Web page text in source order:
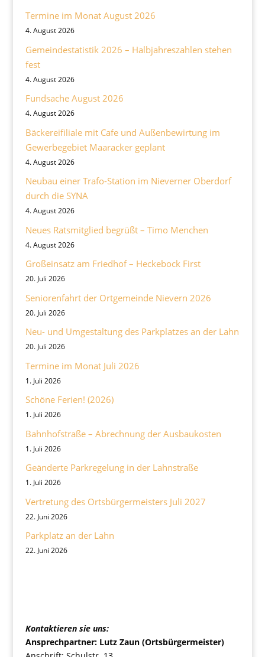
Termine im Monat August 2026
4. August 2026
Gemeindestatistik 2026 – Halbjahreszahlen stehen
fest
4. August 2026
Fundsache August 2026
4. August 2026
Bäckereifiliale mit Cafe und Außenbewirtung im
Gewerbegebiet Maaracker geplant
4. August 2026
Neubau einer Trafo-Station im Nieverner Oberdorf
durch die SYNA
4. August 2026
Neues Ratsmitglied begrüßt – Timo Menchen
4. August 2026
Großeinsatz am Friedhof – Heckebock First
20. Juli 2026
Seniorenfahrt der Ortgemeinde Nievern 2026
20. Juli 2026
Neu- und Umgestaltung des Parkplatzes an der Lahn
20. Juli 2026
Termine im Monat Juli 2026
1. Juli 2026
Schöne Ferien! (2026)
1. Juli 2026
Bahnhofstraße – Abrechnung der Ausbaukosten
1. Juli 2026
Geänderte Parkregelung in der Lahnstraße
1. Juli 2026
Vertretung des Ortsbürgermeisters Juli 2027
22. Juni 2026
Parkplatz an der Lahn
22. Juni 2026
Kontaktieren sie uns:
Ansprechpartner: Lutz Zaun (Ortsbürgermeister)